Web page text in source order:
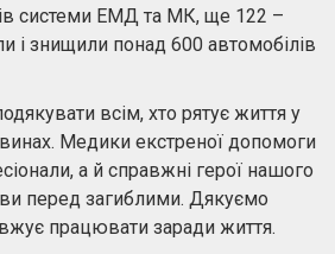
системи ЕМД та МК, ще 122 –
і знищили понад 600 автомобілів
всім, хто рятує життя у
Медики екстреної допомоги
а й справжні герої нашого
перед загиблими. Дякуємо
працювати заради життя.